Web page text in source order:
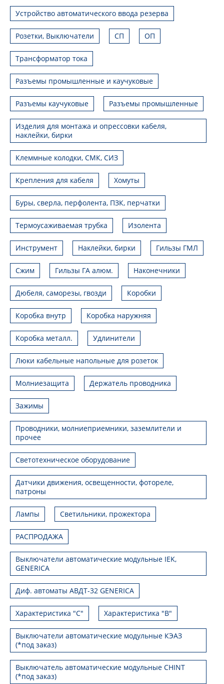
Устройство автоматического ввода резерва
Розетки, Выключатели СП ОП
Трансформатор тока
Разъемы промышленные и каучуковые
Разъемы каучуковые Разъемы промышленные
Изделия для монтажа и опрессовки кабеля,
наклейки, бирки
Клеммные колодки, СМК, СИЗ
Крепления для кабеля Хомуты
Буры, сверла, перфолента, ПЗК, перчатки
Термоусаживаемая трубка Изолента
Инструмент Наклейки, бирки Гильзы ГМЛ
Сжим Гильзы ГА алюм. Наконечники
Дюбеля, саморезы, гвозди Коробки
Коробка внутр Коробка наружняя
Коробка металл. Удлинители
Люки кабельные напольные для розеток
Молниезащита Держатель проводника
Зажимы
Проводники, молниеприемники, заземлители и
прочее
Светотехническое оборудование
Датчики движения, освещенности, фотореле,
патроны
Лампы Светильники, прожектора
РАСПРОДАЖА
Выключатели автоматические модульные IEK,
GENERICA
Диф. автоматы АВДТ-32 GENERICA
Характеристика "С" Характеристика "В"
Выключатели автоматические модульные КЭАЗ
(*под заказ)
Выключатель автоматические модульные CHINT
(*под заказ)